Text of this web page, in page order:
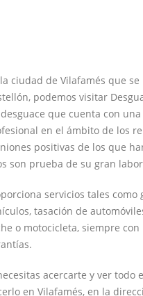
ciudad de Vilafamés que
podemos visitar
que cuenta con
en el ámbito de los
positivas de los que
son prueba de su gran
servicios tales como
tasación de
o motocicleta, siempre
acercarte y ver todo
en Vilafamés, en la